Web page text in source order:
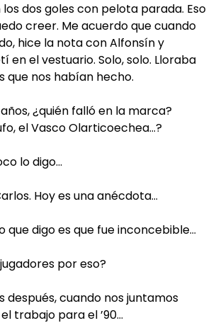
dos goles con pelota parada. Eso
creer. Me acuerdo que cuando
hice la nota con Alfonsín y
en el vestuario. Solo, solo. Lloraba
que nos habían hecho.
¿quién falló en la marca?
el Vasco Olarticoechea…?
lo digo…
Hoy es una anécdota…
que digo es que fue inconcebible…
por eso?
después, cuando nos juntamos
trabajo para el ’90…